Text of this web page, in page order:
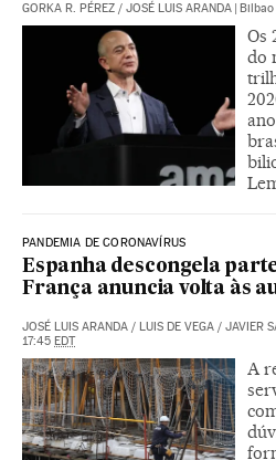
GORKA R. PÉREZ / JOSÉ LUIS ARANDA
Os
do
PANDEMIA DE CORONAVÍRUS
Espanha descongela
França anuncia volta às
JOSÉ LUIS ARANDA / LUIS DE VEGA / JAVIER
17:45 EDT
A